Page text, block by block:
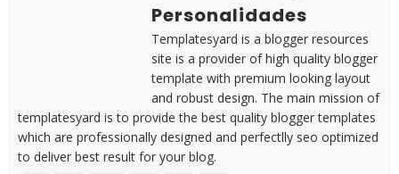
Personalidades
Templatesyard is a blogger resources
site is a provider of high quality blogger
template with premium looking layout
and robust design. The main mission of
templatesyard is to provide the best quality blogger templates
which are professionally designed and perfectlly seo optimized
to deliver best result for your blog.